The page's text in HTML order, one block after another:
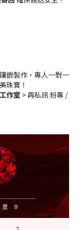
嵌製作，專人一對一
珠寶！
作室 > 再私訊 粉專 /